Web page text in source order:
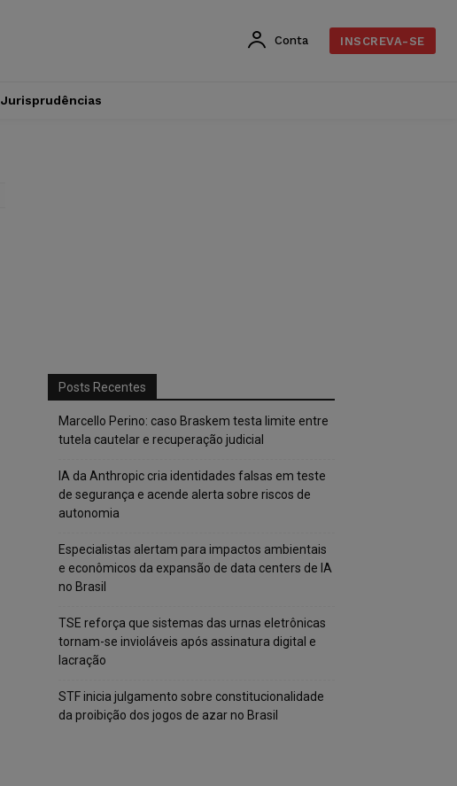
Conta INSCREVA-SE
Jurisprudências
Posts Recentes
Marcello Perino: caso Braskem testa limite entre
tutela cautelar e recuperação judicial
IA da Anthropic cria identidades falsas em teste
de segurança e acende alerta sobre riscos de
autonomia
Especialistas alertam para impactos ambientais
e econômicos da expansão de data centers de IA
no Brasil
TSE reforça que sistemas das urnas eletrônicas
tornam-se invioláveis após assinatura digital e
lacração
STF inicia julgamento sobre constitucionalidade
da proibição dos jogos de azar no Brasil